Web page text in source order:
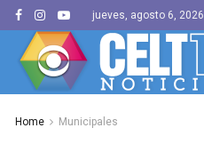
jueves, agosto 6, 2026
Home Municipales